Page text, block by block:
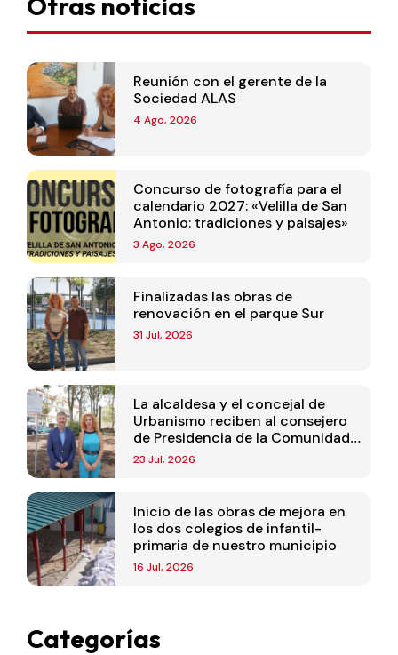
Reunión con el gerente de la
Sociedad ALAS
4 Ago, 2026
Concurso de fotografía para el
calendario 2027: «Velilla de San
Antonio: tradiciones y paisajes»
3 Ago, 2026
Finalizadas las obras de
renovación en el parque Sur
31 Jul, 2026
La alcaldesa y el concejal de
Urbanismo reciben al consejero
de Presidencia de la Comunidad
de Madrid
23 Jul, 2026
Inicio de las obras de mejora en
los dos colegios de infantil-
primaria de nuestro municipio
16 Jul, 2026
Categorías